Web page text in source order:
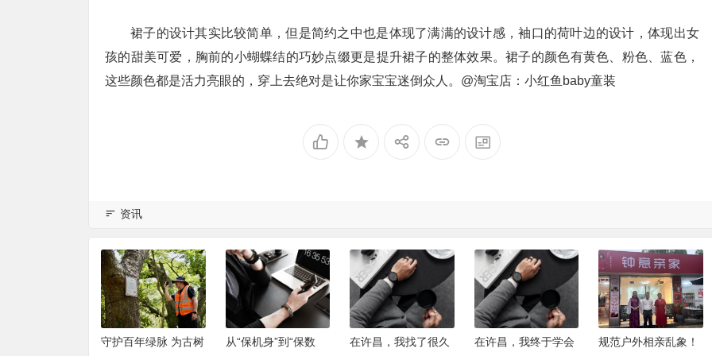
裙子的设计其实比较简单，但是简约之中也是体现了满满的设计感，袖口的荷叶边的设计，体现出女
孩的甜美可爱，胸前的小蝴蝶结的巧妙点缀更是提升裙子的整体效果。裙子的颜色有黄色、粉色、蓝色，
这些颜色都是活力亮眼的，穿上去绝对是让你家宝宝迷倒众人。@淘宝店：小红鱼baby童装
资讯
守护百年绿脉 为古树
从“保机身”到“保数
在许昌，我找了很久
在许昌，我终于学会
规范户外相亲乱象！